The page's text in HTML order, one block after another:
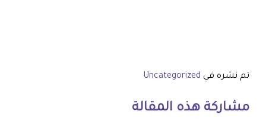
تم نشره في Uncategorized
مشاركة هذه المقالة